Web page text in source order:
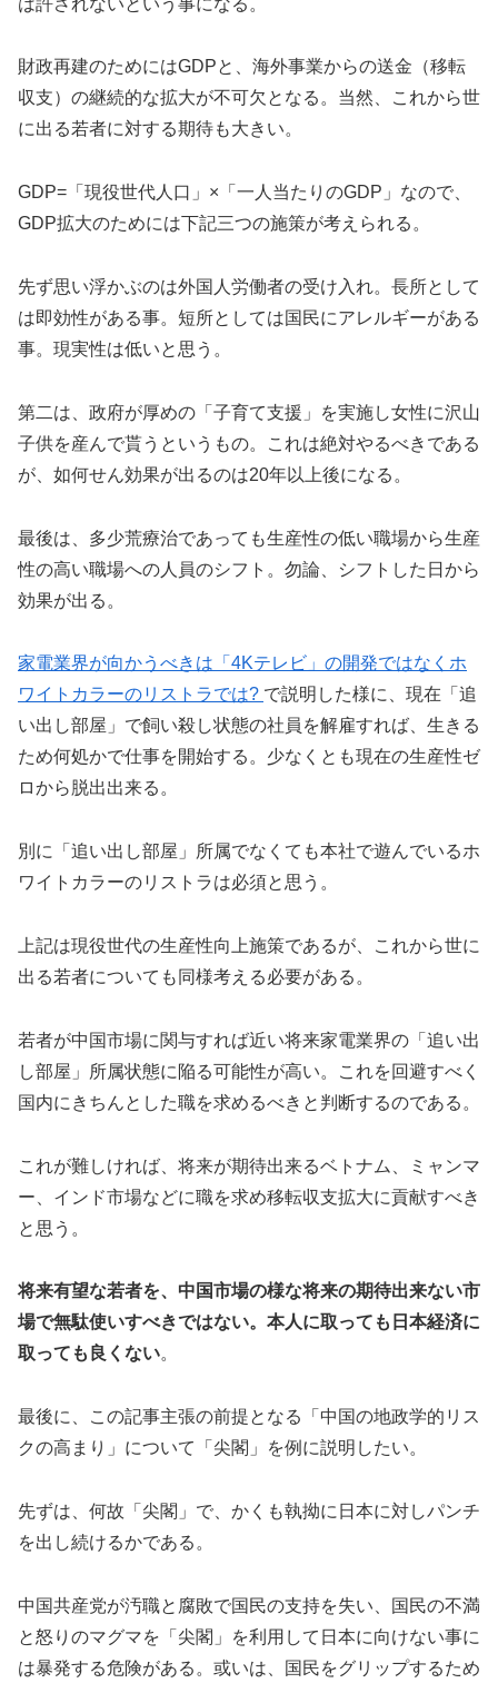
財政再建のためにはGDPと、海外事業からの送金（移転
収支）の継続的な拡大が不可欠となる。当然、これから世
に出る若者に対する期待も大きい。
GDP=「現役世代人口」×「一人当たりのGDP」なので、
GDP拡大のためには下記三つの施策が考えられる。
先ず思い浮かぶのは外国人労働者の受け入れ。長所として
は即効性がある事。短所としては国民にアレルギーがある
事。現実性は低いと思う。
第二は、政府が厚めの「子育て支援」を実施し女性に沢山
子供を産んで貰うというもの。これは絶対やるべきである
が、如何せん効果が出るのは20年以上後になる。
最後は、多少荒療治であっても生産性の低い職場から生産
性の高い職場への人員のシフト。勿論、シフトした日から
効果が出る。
家電業界が向かうべきは「4Kテレビ」の開発ではなくホ
ワイトカラーのリストラでは? で説明した様に、現在「追
い出し部屋」で飼い殺し状態の社員を解雇すれば、生きる
ため何処かで仕事を開始する。少なくとも現在の生産性ゼ
ロから脱出出来る。
別に「追い出し部屋」所属でなくても本社で遊んでいるホ
ワイトカラーのリストラは必須と思う。
上記は現役世代の生産性向上施策であるが、これから世に
出る若者についても同様考える必要がある。
若者が中国市場に関与すれば近い将来家電業界の「追い出
し部屋」所属状態に陥る可能性が高い。これを回避すべく
国内にきちんとした職を求めるべきと判断するのである。
これが難しければ、将来が期待出来るベトナム、ミャンマ
ー、インド市場などに職を求め移転収支拡大に貢献すべき
と思う。
将来有望な若者を、中国市場の様な将来の期待出来ない市
場で無駄使いすべきではない。本人に取っても日本経済に
取っても良くない。
最後に、この記事主張の前提となる「中国の地政学的リス
クの高まり」について「尖閣」を例に説明したい。
先ずは、何故「尖閣」で、かくも執拗に日本に対しパンチ
を出し続けるかである。
中国共産党が汚職と腐敗で国民の支持を失い、国民の不満
と怒りのマグマを「尖閣」を利用して日本に向けない事に
は暴発する危険がある。或いは、国民をグリップするため